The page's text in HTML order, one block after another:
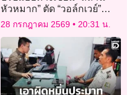
หัวหมาก” ตัด “วอล์กเวย์”
เหลือแค่ “สกายวอล์ก”
28 กรกฎาคม 2569 20:31 น.